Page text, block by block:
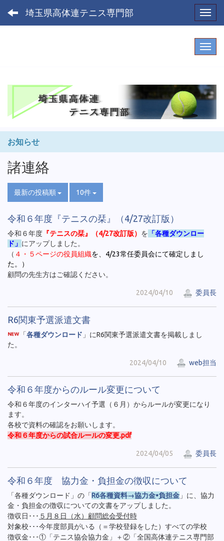
埼玉県高体連テニス専門部
お知らせ
諸連絡
最新の投稿順 10件
令和６年度『テニスの栞』（4/27改訂版）
令和６年度 『テニスの栞』（4/27改訂版） を 「各種ダウンロー
ド」 にアップしました。
（ ４・５ページの役員組織を、4/23常任委員会にて確定しまし
た。
）
顧問の先生方はご確認ください。
2024/04/10 委員長
R6関東予選派遣文書
「各種ダウンロード 」にR6関東予選派遣文書を掲載しまし
た。
2024/04/10 web担当
令和６年度からのルール変更について
令和６年度のインターハイ予選（６月）からルールが変更になり
ます。
各校で資料の確認をお願いします。
令和６年度からの試合ルールの変更.pdf
2024/04/05 委員長
令和６年度 協力金・負担金の徴収について
「各種ダウンロード」の「R6各種資料→協力金•負担金 」に、協力
金・負担金の徴収についての文書をアップしました。
徴収日･･･ ５月８日（水）顧問総会受付時
対象校･･･今年度部員がいる（＝学校登録をした）すべての学校
徴収金･･･①「テニス協会協力金」＋②「全国高体連テニス専門部